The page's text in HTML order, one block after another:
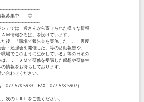
報募集中！ ◎
では、皆さんから寄せられた様々な情報
情報ひろば」を設けています。
、「職場で報告会を実施した」、「再度、
勉強会を開催した」等の活動報告や、
場でこのように生かしている」等の日頃の
、ＪＩＡＭで研修を受講した感想や研修生
報をお待ちしております。
わせください。
578-5933 FAX 077-578-5907）
のＵＲＬをご覧ください。